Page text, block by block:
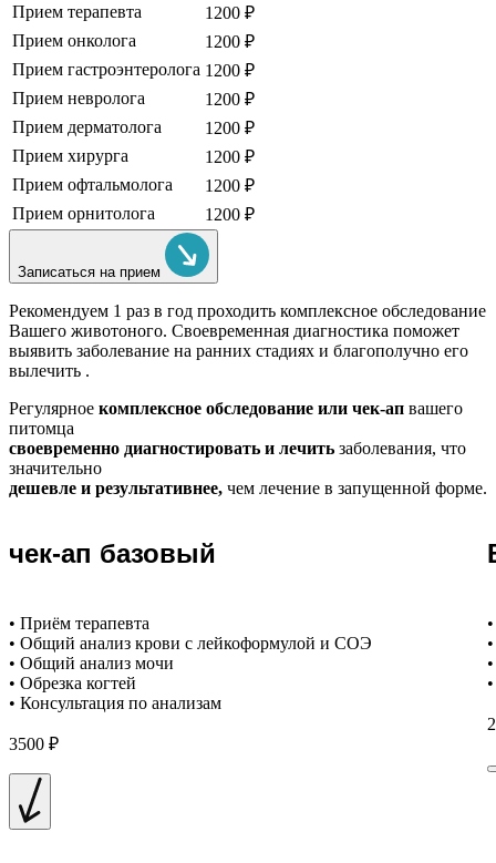
Прием терапевта
1200 ₽
Прием онколога
1200 ₽
Прием гастроэнтеролога 1200 ₽
Прием невролога
1200 ₽
Прием дерматолога
1200 ₽
Прием хирурга
1200 ₽
Прием офтальмолога
1200 ₽
Прием орнитолога
1200 ₽
Записаться на прием
Рекомендуем 1 раз в год проходить комплексное обследование
Вашего животоного. Своевременная диагностика поможет
выявить заболевание на ранних стадиях и благополучно его
вылечить .
Регулярное комплексное обследование или чек-ап вашего
питомца
своевременно диагностировать и лечить заболевания, что
значительно
дешевле и результативнее, чем лечение в запущенной форме.
чек-ап базовый
• Приём терапевта
• Общий анализ крови с лейкоформулой и СОЭ
• Общий анализ мочи
• Обрезка когтей
• Консультация по анализам
3500 ₽